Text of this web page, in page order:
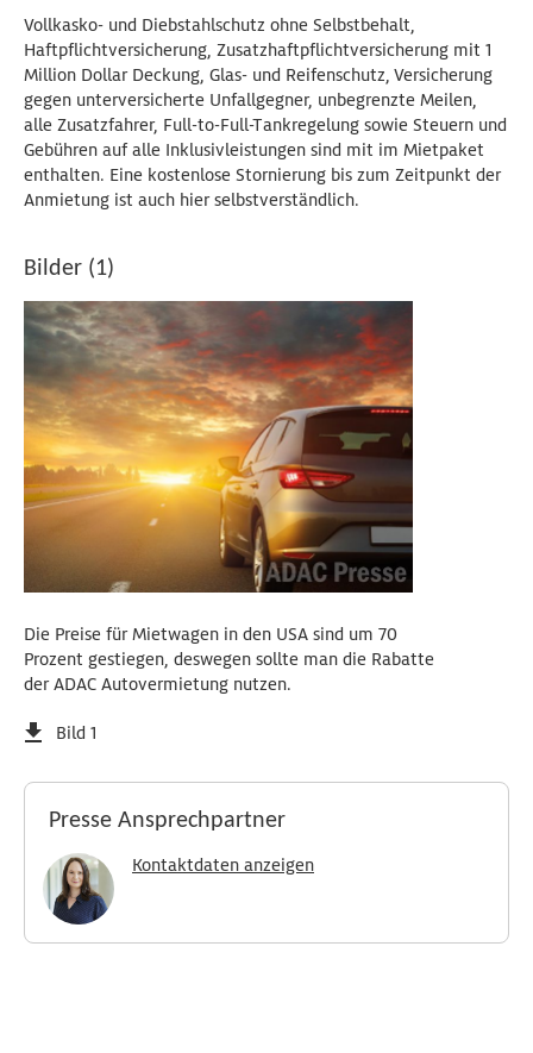
Vollkasko- und Diebstahlschutz ohne Selbstbehalt,
Haftpflichtversicherung, Zusatzhaftpflichtversicherung mit 1
Million Dollar Deckung, Glas- und Reifenschutz, Versicherung
gegen unterversicherte Unfallgegner, unbegrenzte Meilen,
alle Zusatzfahrer, Full-to-Full-Tankregelung sowie Steuern und
Gebühren auf alle Inklusivleistungen sind mit im Mietpaket
enthalten. Eine kostenlose Stornierung bis zum Zeitpunkt der
Anmietung ist auch hier selbstverständlich.
Bilder (1)
Die Preise für Mietwagen in den USA sind um 70
Prozent gestiegen, deswegen sollte man die Rabatte
der ADAC Autovermietung nutzen.
Bild 1
Presse Ansprechpartner
Kontaktdaten anzeigen